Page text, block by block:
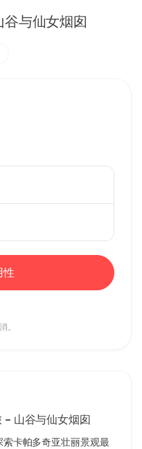
与仙女烟囱
性
。
– 山谷与仙女烟囱
索卡帕多奇亚壮丽景观最